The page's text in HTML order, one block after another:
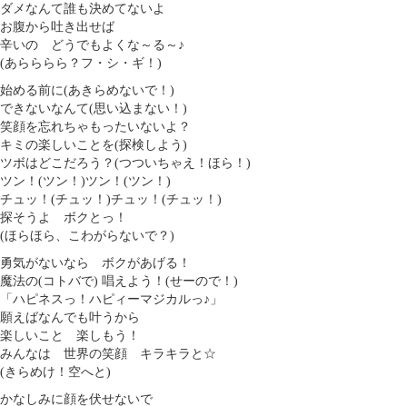
ダメなんて誰も決めてないよ
お腹から吐き出せば
辛いの どうでもよくな～る～♪
(あらららら？フ・シ・ギ！)
始める前に(あきらめないで！)
できないなんて(思い込まない！)
笑顔を忘れちゃもったいないよ？
キミの楽しいことを(探検しよう)
ツボはどこだろう？(つついちゃえ！ほら！)
ツン！(ツン！)ツン！(ツン！)
チュッ！(チュッ！)チュッ！(チュッ！)
探そうよ ボクとっ！
(ほらほら、こわがらないで？)
勇気がないなら ボクがあげる！
魔法の(コトバで) 唱えよう！(せーので！)
「ハピネスっ！ハピィーマジカルっ♪」
願えばなんでも叶うから
楽しいこと 楽しもう！
みんなは 世界の笑顔 キラキラと☆
(きらめけ！空へと)
かなしみに顔を伏せないで